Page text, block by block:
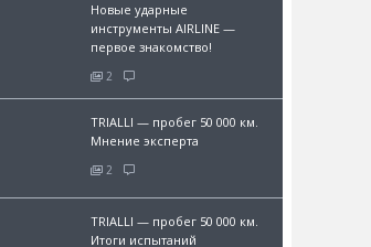
Новые ударные
инструменты AIRLINE —
первое знакомство!
2
TRIALLI — пробег 50 000 км.
Мнение эксперта
2
TRIALLI — пробег 50 000 км.
Итоги испытаний